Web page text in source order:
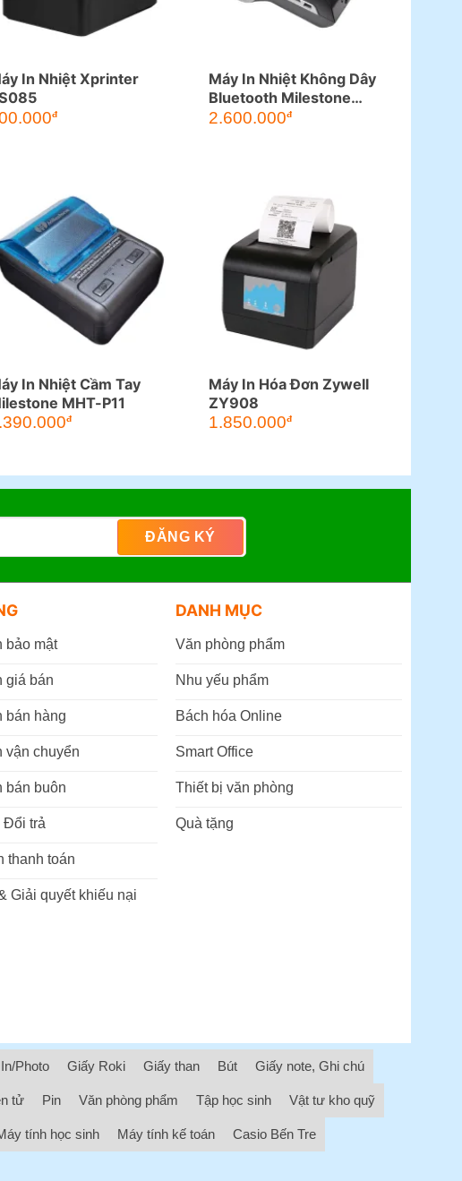
In Nhiệt Xprinter
đ
Máy In Nhiệt Không Dây
Bluetooth Milestone
MHT-P26
2.600.000đ
In Nhiệt Cầm Tay
MHT-P11
đ
Máy In Hóa Đơn Zywell
ZY908
1.850.000đ
bảo mật
giá bán
bán hàng
vận chuyển
bán buôn
Đổi trả
thanh toán
Giải quyết khiếu nại
DANH MỤC
Văn phòng phẩm
Nhu yếu phẩm
Bách hóa Online
Smart Office
Thiết bị văn phòng
Quà tặng
Photo Giấy Roki Giấy than Bút Giấy note, Ghi chú
tử Pin Văn phòng phẩm Tập học sinh Vật tư kho quỹ
tính học sinh Máy tính kế toán Casio Bến Tre